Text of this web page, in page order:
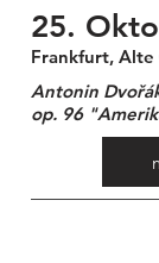
25.
Frankfurt, Alte
Antonin
op. 96